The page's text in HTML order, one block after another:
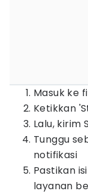
Masuk ke
Ketikkan
Lalu, kirim
Tunggu
notifikasi
Pastikan
layanan